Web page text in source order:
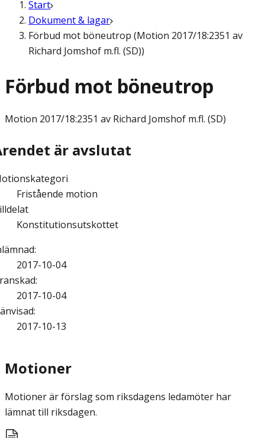
Start
Dokument & lagar
Förbud mot böneutrop (Motion 2017/18:2351 av
Richard Jomshof m.fl. (SD))
Förbud mot böneutrop
Motion 2017/18:2351 av Richard Jomshof m.fl. (SD)
är avslutat
Fristående motion
Konstitutionsutskottet
:
2017-10-04
:
2017-10-04
:
2017-10-13
Motioner
Motioner är förslag som riksdagens ledamöter har
lämnat till riksdagen.